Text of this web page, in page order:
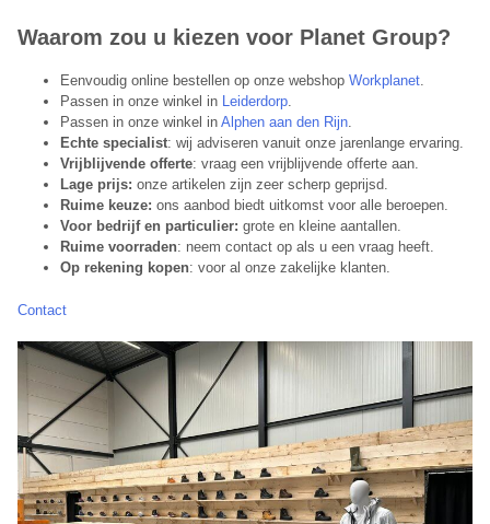
Waarom zou u kiezen voor Planet Group?
Eenvoudig online bestellen op onze webshop Workplanet.
Passen in onze winkel in Leiderdorp.
Passen in onze winkel in Alphen aan den Rijn.
Echte specialist: wij adviseren vanuit onze jarenlange ervaring.
Vrijblijvende offerte: vraag een vrijblijvende offerte aan.
Lage prijs: onze artikelen zijn zeer scherp geprijsd.
Ruime keuze: ons aanbod biedt uitkomst voor alle beroepen.
Voor bedrijf en particulier: grote en kleine aantallen.
Ruime voorraden: neem contact op als u een vraag heeft.
Op rekening kopen: voor al onze zakelijke klanten.
Contact